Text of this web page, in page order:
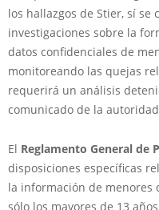
los hallazgos de Stier, sí se
investigaciones sobre la
datos confidenciales de
monitoreando las quejas
requerirá un análisis
comunicado de la
El Reglamento General de
disposiciones específicas
la información de menores
sólo los mayores de 13